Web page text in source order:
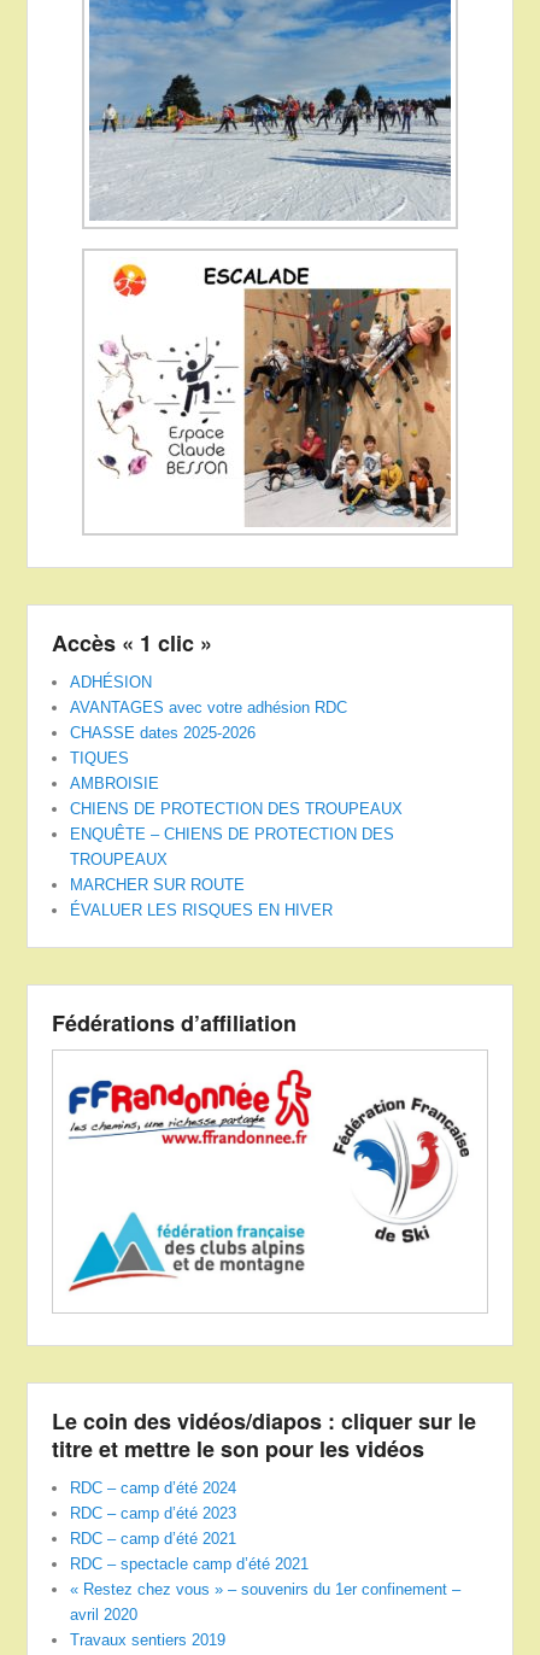
Accès « 1 clic »
ADHÉSION
AVANTAGES avec votre adhésion RDC
CHASSE dates 2025-2026
TIQUES
AMBROISIE
CHIENS DE PROTECTION DES TROUPEAUX
ENQUÊTE – CHIENS DE PROTECTION DES
TROUPEAUX
MARCHER SUR ROUTE
ÉVALUER LES RISQUES EN HIVER
Fédérations d’affiliation
Le coin des vidéos/diapos : cliquer sur le
titre et mettre le son pour les vidéos
RDC – camp d’été 2024
RDC – camp d’été 2023
RDC – camp d’été 2021
RDC – spectacle camp d’été 2021
« Restez chez vous » – souvenirs du 1er confinement –
avril 2020
Travaux sentiers 2019